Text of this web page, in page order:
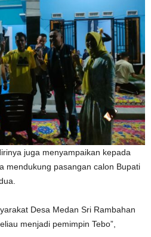
juga menyampaikan kepada
mendukung pasangan calon Bupati
Desa Medan Sri Rambahan
menjadi pemimpin Tebo”,